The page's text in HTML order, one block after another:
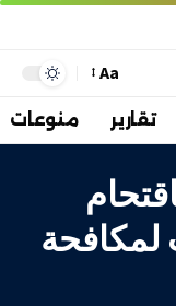
Aa
تقارير منوعات